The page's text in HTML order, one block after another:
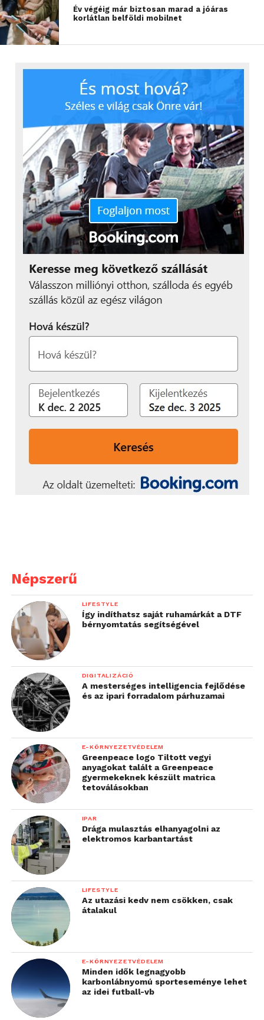
Év végéig már biztosan marad a jóáras
korlátlan belföldi mobilnet
Népszerű
LIFESTYLE
Így indíthatsz saját ruhamárkát a DTF
bérnyomtatás segítségével
DIGITALIZÁCIÓ
A mesterséges intelligencia fejlődése
és az ipari forradalom párhuzamai
E-KÖRNYEZETVÉDELEM
Greenpeace logo Tiltott vegyi
anyagokat talált a Greenpeace
gyermekeknek készült matrica
tetoválásokban
IPAR
Drága mulasztás elhanyagolni az
elektromos karbantartást
LIFESTYLE
Az utazási kedv nem csökken, csak
átalakul
E-KÖRNYEZETVÉDELEM
Minden idők legnagyobb
karbonlábnyomú sporteseménye lehet
az idei futball-vb